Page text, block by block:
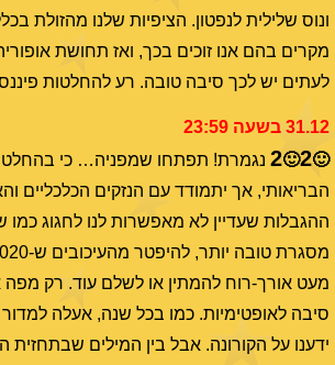
ונוס שלילית לנפטון. הציפיות שלנו מהזולת
מקרים בהם אנו זוכים בכך, ואז תחושת
לעתים יש לכך סיבה טובה. רע להחלטות
31.12 בשעה 23:59
🙂
2
🙂
2
ההגבלות שעדיין לא מאפשרות לנו לחגוג
מעט אורך-רוח להמתין או לשלם עוד. רק מפה
סיבה לאופטימיות. כמו בכל שנה, אעלה למדור
ידענו על הקורונה. אבל בין המילים